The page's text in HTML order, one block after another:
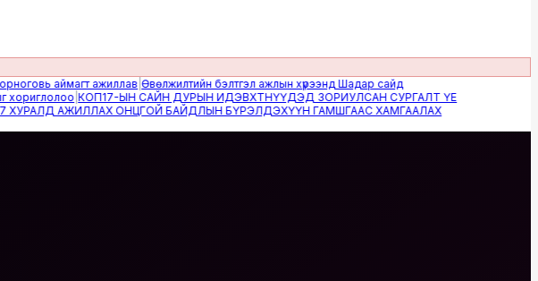
аймагт ажиллав|Өвөлжилтийн бэлтгэл ажлын хүрээнд Шадар сайд
|КОП17-ЫН САЙН ДУРЫН ИДЭВХТНҮҮДЭД ЗОРИУЛСАН СУРГАЛТ ҮЕ
АЖИЛЛАХ ОНЦГОЙ БАЙДЛЫН БҮРЭЛДЭХҮҮН ГАМШГААС ХАМГААЛАХ